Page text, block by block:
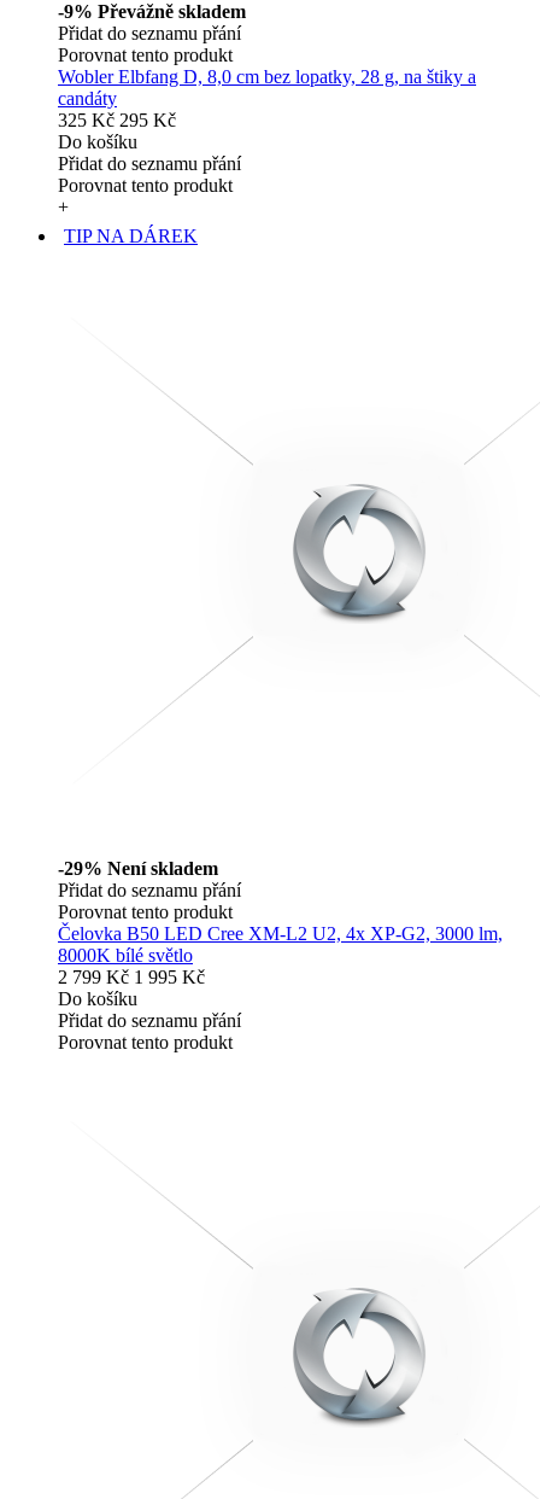
-9% Převážně skladem
Přidat do seznamu přání
Porovnat tento produkt
Wobler Elbfang D, 8,0 cm bez lopatky, 28 g, na štiky a
candáty
325 Kč 295 Kč
Do košíku
Přidat do seznamu přání
Porovnat tento produkt
+
TIP NA DÁREK
-29% Není skladem
Přidat do seznamu přání
Porovnat tento produkt
Čelovka B50 LED Cree XM-L2 U2, 4x XP-G2, 3000 lm,
8000K bílé světlo
2 799 Kč 1 995 Kč
Do košíku
Přidat do seznamu přání
Porovnat tento produkt